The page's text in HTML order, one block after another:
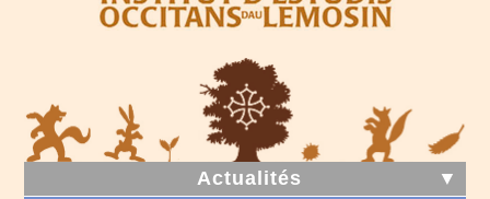
Actualités
▼